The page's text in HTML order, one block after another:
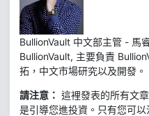
BullionVault 中文部主管 - 馬
BullionVault, 主要負責
拓，中文市場研究以及開發。
請注意： 這裡發表的所有文
是引導您進投資。只有您可